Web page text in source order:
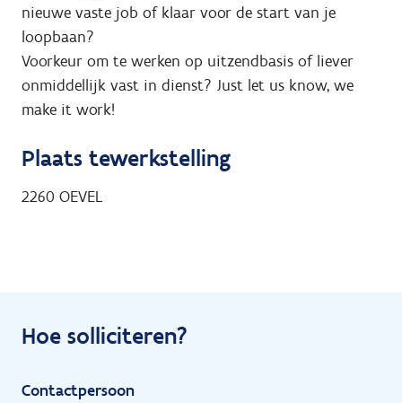
nieuwe vaste job of klaar voor de start van je
loopbaan?
Voorkeur om te werken op uitzendbasis of liever
onmiddellijk vast in dienst? Just let us know, we
make it work!
Plaats tewerkstelling
2260 OEVEL
Hoe solliciteren?
Contactpersoon